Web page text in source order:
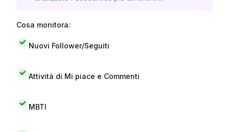
Cosa monitora:
Nuovi Follower/Seguiti
Attività di Mi piace e Commenti
MBTI